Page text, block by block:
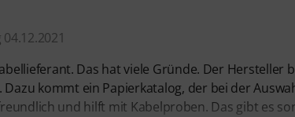
Das hat viele Gründe. Der Hersteller
kommt ein Papierkatalog, der bei der
und hilft mit Kabelproben. Das gibt es